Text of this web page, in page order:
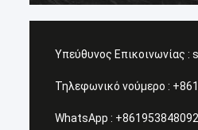
Υπεύθυνος Επικοινωνίας :
Τηλεφωνικό νούμερο :
WhatsApp :